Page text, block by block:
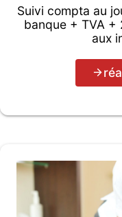
Suivi compta au
banque + TVA
aux